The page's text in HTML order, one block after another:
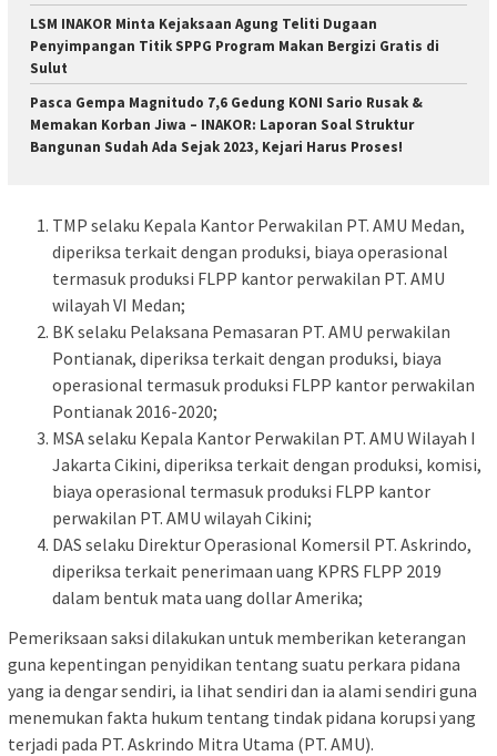
LSM INAKOR Minta Kejaksaan Agung Teliti Dugaan
Penyimpangan Titik SPPG Program Makan Bergizi Gratis di
Sulut
Pasca Gempa Magnitudo 7,6 Gedung KONI Sario Rusak &
Memakan Korban Jiwa – INAKOR: Laporan Soal Struktur
Bangunan Sudah Ada Sejak 2023, Kejari Harus Proses!
TMP selaku Kepala Kantor Perwakilan PT. AMU Medan,
diperiksa terkait dengan produksi, biaya operasional
termasuk produksi FLPP kantor perwakilan PT. AMU
wilayah VI Medan;
BK selaku Pelaksana Pemasaran PT. AMU perwakilan
Pontianak, diperiksa terkait dengan produksi, biaya
operasional termasuk produksi FLPP kantor perwakilan
Pontianak 2016-2020;
MSA selaku Kepala Kantor Perwakilan PT. AMU Wilayah I
Jakarta Cikini, diperiksa terkait dengan produksi, komisi,
biaya operasional termasuk produksi FLPP kantor
perwakilan PT. AMU wilayah Cikini;
DAS selaku Direktur Operasional Komersil PT. Askrindo,
diperiksa terkait penerimaan uang KPRS FLPP 2019
dalam bentuk mata uang dollar Amerika;
Pemeriksaan saksi dilakukan untuk memberikan keterangan
guna kepentingan penyidikan tentang suatu perkara pidana
yang ia dengar sendiri, ia lihat sendiri dan ia alami sendiri guna
menemukan fakta hukum tentang tindak pidana korupsi yang
terjadi pada PT. Askrindo Mitra Utama (PT. AMU).